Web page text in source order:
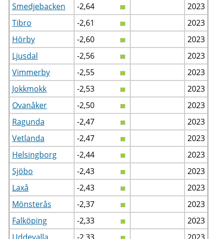
Smedjebacken
-2,64
2023
Tibro
-2,61
2023
Hörby
-2,60
2023
Ljusdal
-2,56
2023
Vimmerby
-2,55
2023
Jokkmokk
-2,53
2023
Ovanåker
-2,50
2023
Ragunda
-2,47
2023
Vetlanda
-2,47
2023
Helsingborg
-2,44
2023
Sjöbo
-2,43
2023
Laxå
-2,43
2023
Mönsterås
-2,37
2023
Falköping
-2,33
2023